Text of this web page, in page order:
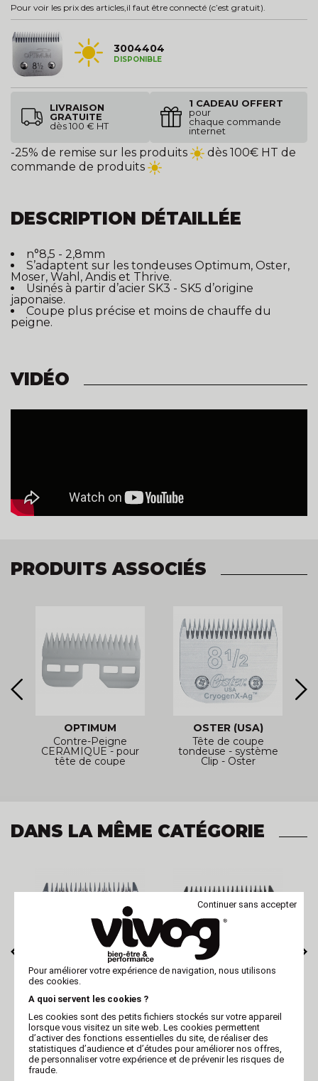
Pour voir les prix des articles, il faut être connecté (c’est gratuit).
3004404
DISPONIBLE
LIVRAISON
GRATUITE
dès 100 € HT
1 CADEAU OFFERT
pour
chaque commande
internet
-25% de remise sur les produits
dès 100€ HT de
commande de produits
DESCRIPTION DÉTAILLÉE
n°8,5 - 2,8mm
S’adaptent sur les tondeuses Optimum, Oster,
Moser, Wahl, Andis et Thrive.
Usinés à partir d’acier SK3 - SK5 d’origine
japonaise.
Coupe plus précise et moins de chauffe du
peigne.
VIDÉO
PRODUITS ASSOCIÉS
OPTIMUM
Contre-Peigne
CERAMIQUE - pour
tête de coupe
OSTER (USA)
Tête de coupe
tondeuse - système
Clip - Oster
DANS LA MÊME CATÉGORIE
Tête de coupe
tondeuse - Optimum
Extrem Universel -
N°8,5 -
tondeuse - Optimum
Extrem Universel -
N°9 - 2
Continuer sans accepter
Pour améliorer votre expérience de navigation, nous utilisons
des cookies.
A quoi servent les cookies ?
Les cookies sont des petits fichiers stockés sur votre appareil
lorsque vous visitez un site web. Les cookies permettent
d’activer des fonctions essentielles du site, de réaliser des
statistiques d’audience et d’études pour améliorer nos offres,
de personnaliser votre expérience et de prévenir les risques de
fraude.